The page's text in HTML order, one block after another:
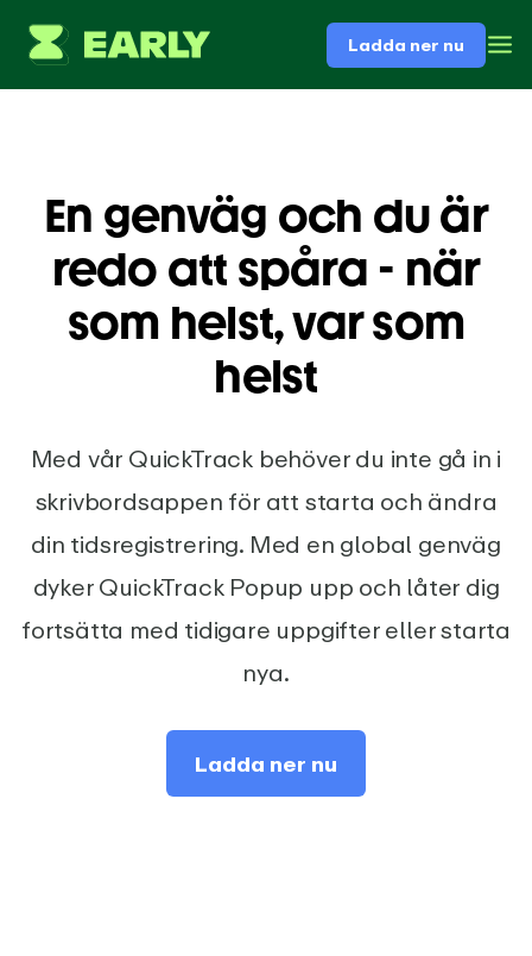
Ladda ner nu
En genväg och du är
redo att spåra - när
som helst, var som
helst
Med vår QuickTrack behöver du inte gå in i
skrivbordsappen för att starta och ändra
din tidsregistrering. Med en global genväg
dyker QuickTrack Popup upp och låter dig
fortsätta med tidigare uppgifter eller starta
nya.
Ladda ner nu